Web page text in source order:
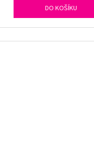
DO KOŠÍKU